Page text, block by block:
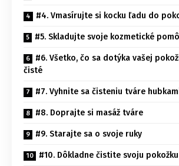
#4. Vmasírujte si kocku ľadu do
#5. Skladujte svoje kozmetické
#6. Všetko, čo sa dotýka vašej
čisté
#7. Vyhnite sa čisteniu tváre
#8. Doprajte si masáž tváre
#9. Starajte sa o svoje ruky
#10. Dôkladne čistite svoju pokožku